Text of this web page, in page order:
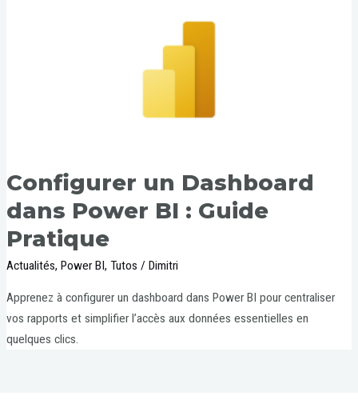
Configurer un Dashboard
dans Power BI : Guide
Pratique
Actualités,Power BI,Tutos /Dimitri
Apprenez à configurer un dashboard dans Power BI pour centraliser
vos rapports et simplifier l’accès aux données essentielles en
quelques clics.